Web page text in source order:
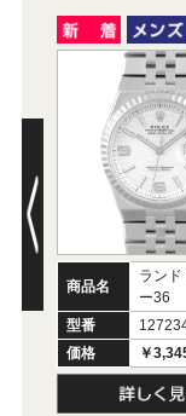
商品名
ランド
ー36
型番
価格
￥